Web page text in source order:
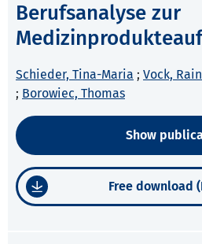
Berufsanalyse zur
Schieder, Tina-Maria ; Vock,
; Borowiec, Thomas
Show
Free download